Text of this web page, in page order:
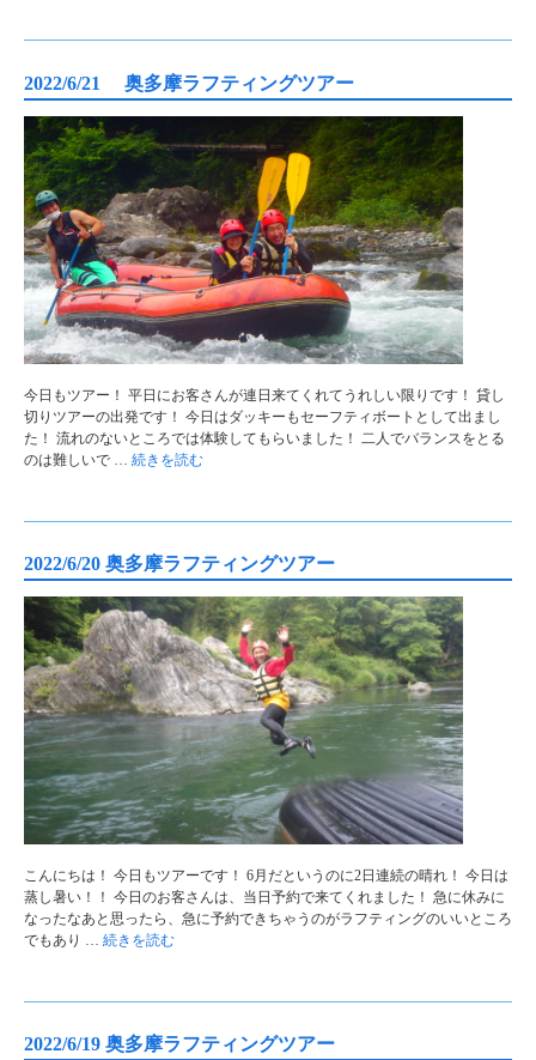
2022/6/21 奥多摩ラフティングツアー
今日もツアー！ 平日にお客さんが連日来てくれてうれしい限りです！ 貸し
切りツアーの出発です！ 今日はダッキーもセーフティボートとして出まし
た！ 流れのないところでは体験してもらいました！ 二人でバランスをとる
のは難しいで … 続きを読む
2022/6/20 奥多摩ラフティングツアー
こんにちは！ 今日もツアーです！ 6月だというのに2日連続の晴れ！ 今日は
蒸し暑い！！ 今日のお客さんは、当日予約で来てくれました！ 急に休みに
なったなあと思ったら、急に予約できちゃうのがラフティングのいいところ
でもあり … 続きを読む
2022/6/19 奥多摩ラフティングツアー